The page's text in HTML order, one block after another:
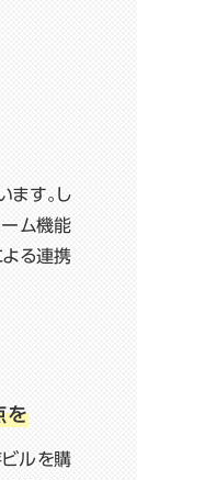
す。し
ム機能
る連携
を
ルを購